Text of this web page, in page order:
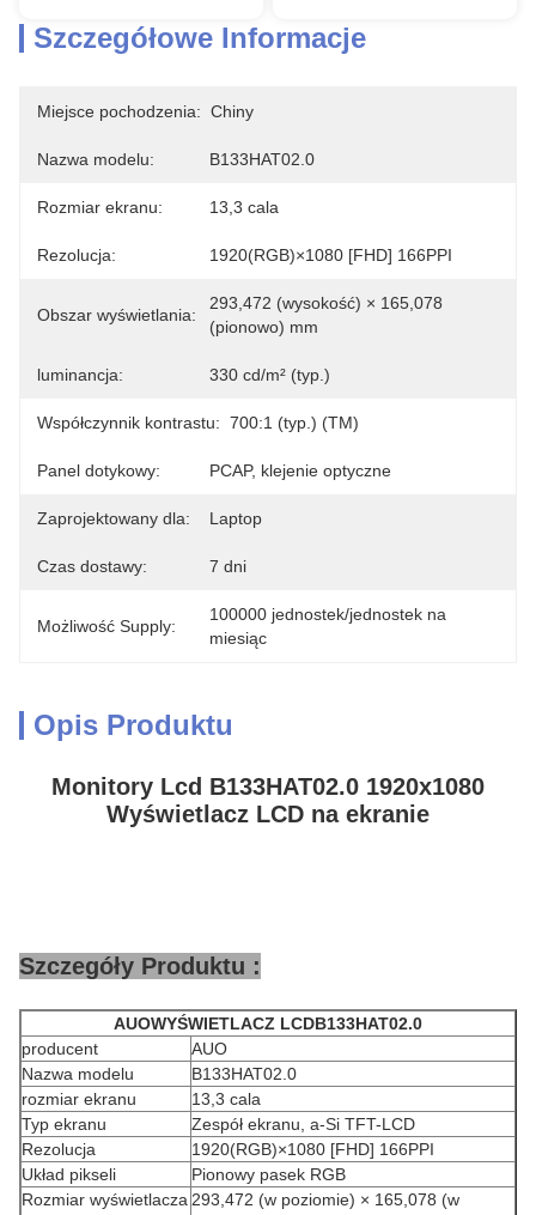
Szczegółowe Informacje
Miejsce pochodzenia: Chiny
Nazwa modelu: B133HAT02.0
Rozmiar ekranu: 13,3 cala
Rezolucja: 1920(RGB)×1080 [FHD] 166PPI
Obszar wyświetlania:
293,472 (wysokość) × 165,078
(pionowo) mm
luminancja: 330 cd/m² (typ.)
Współczynnik kontrastu: 700:1 (typ.) (TM)
Panel dotykowy: PCAP, klejenie optyczne
Zaprojektowany dla: Laptop
Czas dostawy: 7 dni
Możliwość Supply:
100000 jednostek/jednostek na
miesiąc
Opis Produktu
Monitory Lcd B133HAT02.0 1920x1080
Wyświetlacz LCD na ekranie
Szczegóły Produktu :
AUOWYŚWIETLACZ LCDB133HAT02.0
producent
AUO
Nazwa modelu
B133HAT02.0
rozmiar ekranu
13,3 cala
Typ ekranu
Zespół ekranu, a-Si TFT-LCD
Rezolucja
1920(RGB)×1080 [FHD] 166PPI
Układ pikseli
Pionowy pasek RGB
Rozmiar wyświetlacza 293,472 (w poziomie) × 165,078 (w